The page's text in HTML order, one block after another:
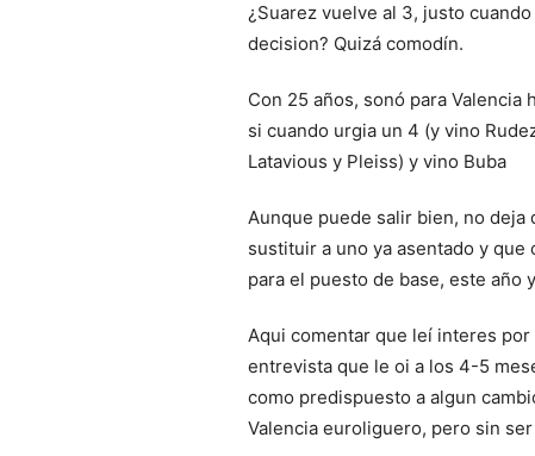
¿Suarez vuelve al 3, justo
decision? Quizá comodín.
Con 25 años, sonó para Valencia
si cuando urgia un 4 (y vino
Latavious y Pleiss) y vino Buba
Aunque puede salir bien, no
sustituir a uno ya asentado y
para el puesto de base, este año
Aqui comentar que leí interes
entrevista que le oi a los 4-5
como predispuesto a algun
Valencia euroliguero, pero sin